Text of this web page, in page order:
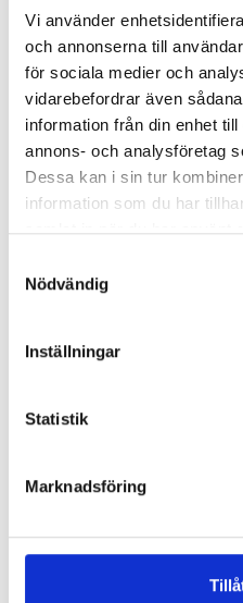
Vi använder
och annonserna till
för sociala medier och
vidarebefordrar även
information från din enhet
annons- och analysföretag
Dessa kan i sin tur
information som du har
samlat in när du har använt
Nödvändig
Inställningar
Statistik
Marknadsföring